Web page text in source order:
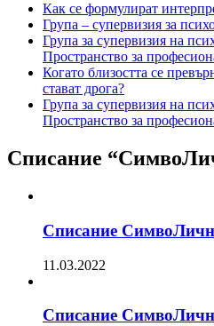
Как се формулират
Група – супервизия за
Група за супервизия на
Пространство за
Когато близостта се
стават дрога?
Група за супервизия на
Пространство за
Списание
Списание
11.03.2022
Списание